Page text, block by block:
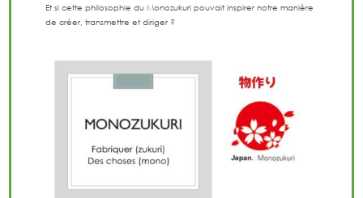
Et si cette philosophie du Monozukuri pouvait inspirer notre manière
de créer, transmettre et diriger ?